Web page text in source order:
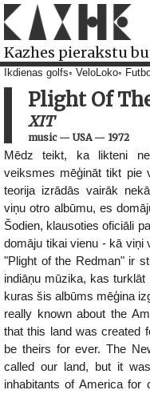
Kazhes pierakstu
Ikdienas golfs VeloLoko
Plight Of
XIT
music— USA— 1972
Mēdz teikt, ka likteni
veiksmes mēģināt tikt pie
teorija izrādās vairāk
viņu otro albūmu, es
Šodien, klausoties oficiāli
domāju tikai vienu - kā viņi
"Plight of the Redman" ir
indiāņu mūzika, kas
kuras šis albūms mēģina
really known about the
that this land was created
be theirs for ever. The
called our land, but it
inhabitants of America